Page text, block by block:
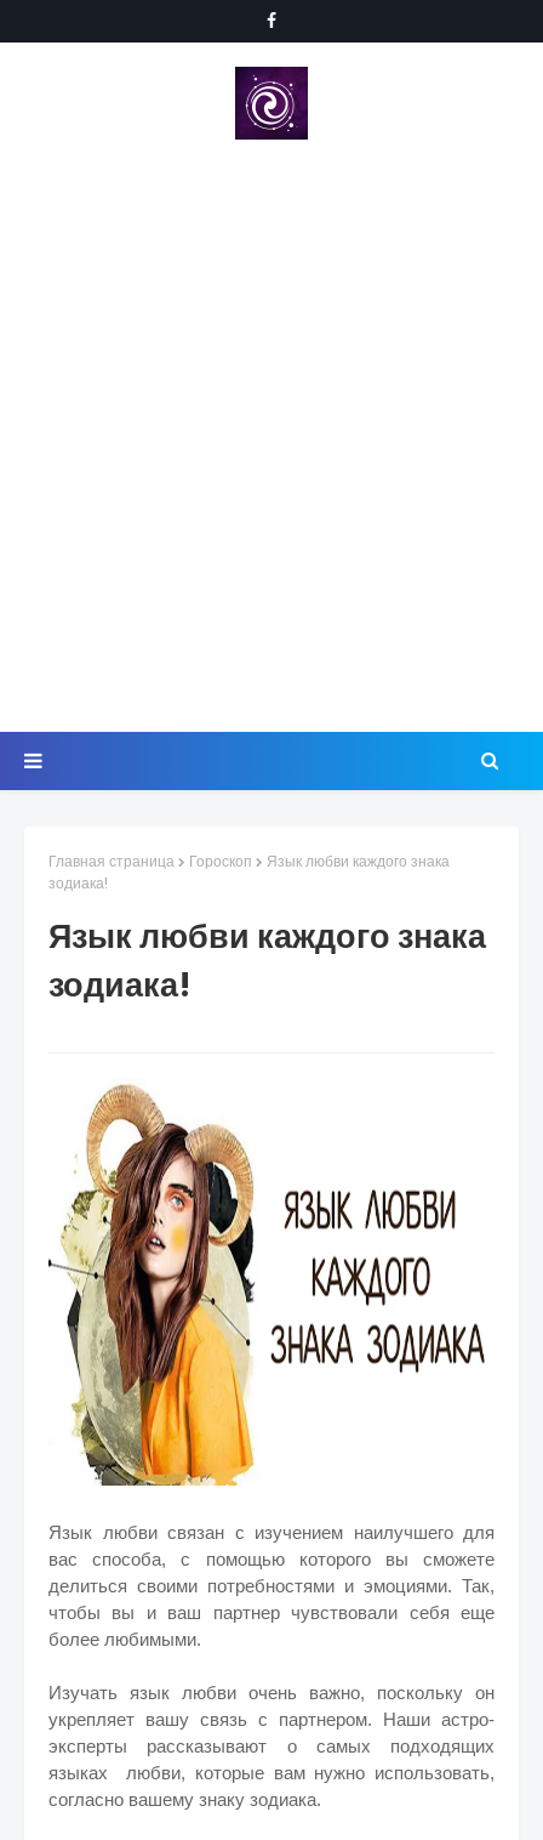
Главная страница Гороскоп
Язык любви каждого знака
зодиака!
Язык любви каждого знака
зодиака!
Язык любви связан с изучением наилучшего для
вас способа, с помощью которого вы сможете
делиться своими потребностями и эмоциями. Так,
чтобы вы и ваш партнер чувствовали себя еще
более любимыми.
Изучать язык любви очень важно, поскольку он
укрепляет вашу связь с партнером. Наши астро-
эксперты рассказывают о самых подходящих
языках любви, которые вам нужно использовать,
согласно вашему знаку зодиака.